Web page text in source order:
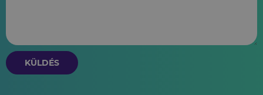
KÜLDÉS